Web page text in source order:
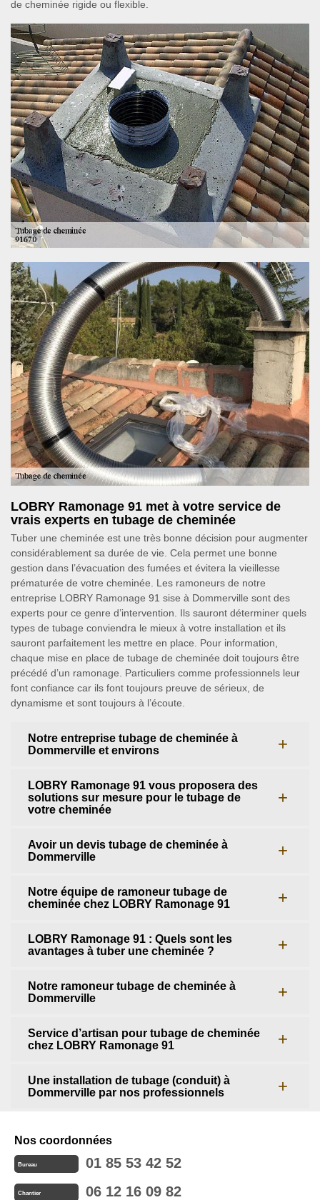
de cheminée rigide ou flexible.
LOBRY Ramonage 91 met à votre service de
vrais experts en tubage de cheminée
Tuber une cheminée est une très bonne décision pour augmenter
considérablement sa durée de vie. Cela permet une bonne
gestion dans l’évacuation des fumées et évitera la vieillesse
prématurée de votre cheminée. Les ramoneurs de notre
entreprise LOBRY Ramonage 91 sise à Dommerville sont des
experts pour ce genre d’intervention. Ils sauront déterminer quels
types de tubage conviendra le mieux à votre installation et ils
sauront parfaitement les mettre en place. Pour information,
chaque mise en place de tubage de cheminée doit toujours être
précédé d’un ramonage. Particuliers comme professionnels leur
font confiance car ils font toujours preuve de sérieux, de
dynamisme et sont toujours à l’écoute.
Notre entreprise tubage de cheminée à
Dommerville et environs
LOBRY Ramonage 91 vous proposera des
solutions sur mesure pour le tubage de
votre cheminée
Avoir un devis tubage de cheminée à
Dommerville
Notre équipe de ramoneur tubage de
cheminée chez LOBRY Ramonage 91
LOBRY Ramonage 91 : Quels sont les
avantages à tuber une cheminée ?
Notre ramoneur tubage de cheminée à
Dommerville
Service d’artisan pour tubage de cheminée
chez LOBRY Ramonage 91
Une installation de tubage (conduit) à
Dommerville par nos professionnels
Nos coordonnées
Bureau 01 85 53 42 52
Chantier 06 12 16 09 82